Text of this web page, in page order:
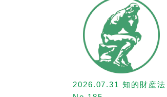
2026.07.31 知的財産法